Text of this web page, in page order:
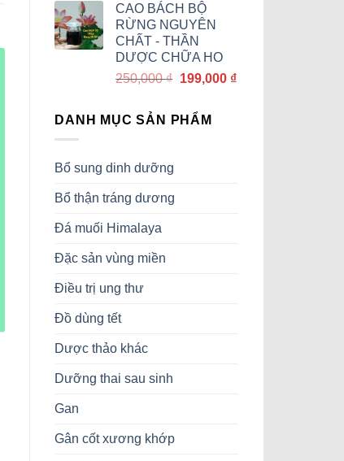
là:
1,200,000 ₫.
tại
là:
999,000 ₫.
CAO BÁCH BỘ
RỪNG NGUYÊN
CHẤT - THẦN
DƯỢC CHỮA HO
250,000₫ Giá
là:
250,000 ₫.
199,000 ₫Giá
DANH MỤC SẢN PHẨM
Bổ sung dinh dưỡng
Bổ thận tráng dương
Đá muối Himalaya
Đặc sản vùng miền
Điều trị ung thư
Đồ dùng tết
Dược thảo khác
Dưỡng thai sau sinh
Gan
Gân cốt xương khớp